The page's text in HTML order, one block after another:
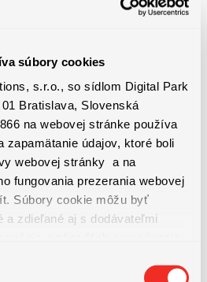
súbory cookies
s.r.o., so sídlom Digital Park
Bratislava, Slovenská
na webovej stránke používa
zapamätanie údajov, ktoré boli
webovej stránky a na
fungovania prezerania webovej
Súbory cookie môžu byť
a zdieľané aj s dodávateľmi
bonus
– 13.plat a mnoho ďalších benefitov
od 1650 € (z...
| ubytovanie, bonusy a nadštandardné
50€ + mesačné...